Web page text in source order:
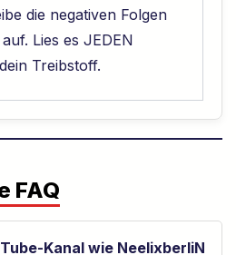
die negativen Folgen
Lies es JEDEN
Treibstoff.
FAQ
Kanal wie NeelixberliN